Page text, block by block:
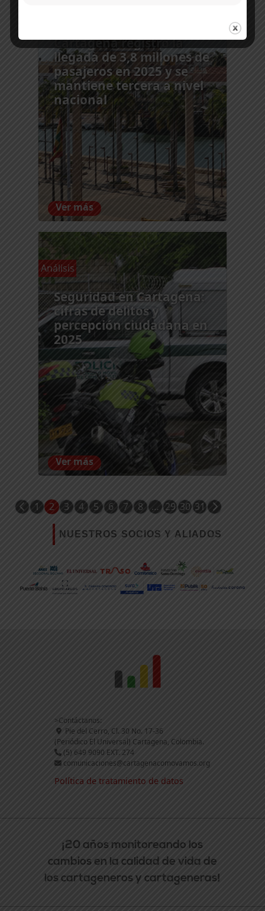
Cartagena registró la
llegada de 3,8 millones de
pasajeros en 2025 y se
mantiene tercera a nivel
nacional
Ver más
Análisis
Seguridad en Cartagena:
cifras de delitos y
percepción ciudadana en
2025
Ver más
1 2 3 4 5 6 7 8 … 29 30 31
NUESTROS SOCIOS Y ALIADOS
>Contáctanos:
Pie del Cerro, Cl. 30 No. 17-36
(Periódico El Universal) Cartagena, Colombia.
(5) 649 9090 EXT. 274
comunicaciones@cartagenacomovamos.org
Política de tratamiento de datos
¡20 años monitoreando los
cambios en la calidad de vida de
los cartageneros y cartageneras!